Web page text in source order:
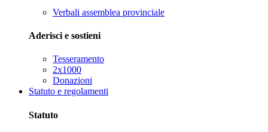
Verbali assemblea provinciale
Aderisci e sostieni
Tesseramento
2x1000
Donazioni
Statuto e regolamenti
Statuto